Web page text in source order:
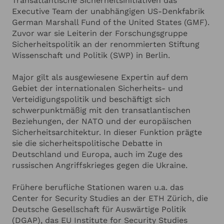
Verteidigungsministeriums (seit 2023). Claudia
Major hat an der Freien Universität Berlin und
Sciences Po Paris studiert und an der University of
Birmingham (UK) promoviert. Dr. Major wurde zum
Ritter des französischen Verdienstordens
(„Chevalier dans l‘Ordre National du Mérite“)
ernannt und erhielt das estnische Verdienstkreuz.
Die Universität Duisburg-Essen ehrte sie 2025 mit
der Mercator-Professur und im Januar 2026 wurde
ihr das Ehrenkreuz der Bundeswehr in Gold
verliehen. Claudia Major ist eine wichtige Stimme
in der öffentlichen Debatte über die geopolitische
Neuordnung der Welt und die Sicherheitsstrategie
Deutschlands. Ihre Einordnungen sind geprägt von
analytischer Klarheit, langjähriger Forschung und
einem fundierten Verständnis für die politischen
und militärischen Strukturen Europas und der
NATO. In ihren Vorträgen macht sie komplexe
sicherheitspolitische Entwicklungen verständlich
und zeigt, welche Konsequenzen internationale
Executive Team der unabhängigen US-Denkfabrik
German Marshall Fund of the United States (GMF).
Zuvor war sie Leiterin der Forschungsgruppe
Sicherheitspolitik an der renommierten Stiftung
Wissenschaft und Politik (SWP) in Berlin.
Major gilt als ausgewiesene Expertin auf dem
Gebiet der internationalen Sicherheits- und
Verteidigungspolitik und beschäftigt sich
schwerpunktmäßig mit den transatlantischen
Beziehungen, der NATO und der europäischen
Sicherheitsarchitektur. In dieser Funktion prägte
sie die sicherheitspolitische Debatte in
Deutschland und Europa, auch im Zuge des
russischen Angriffskrieges gegen die Ukraine.
Frühere berufliche Stationen waren u.a. das
Center for Security Studies an der ETH Zürich, die
Deutsche Gesellschaft für Auswärtige Politik
(DGAP), das EU Institute for Security Studies
ANGABEN ZU IHRER VERANSTALTUNG Hinzufügen
Ich habe die Datenschutzerklärungzur Kenntnis genommen.
Ich stimme zu, dass meine Angaben zur Kontaktaufnahme
und für Rückfragen dauerhaft gespeichert werden.*
Newsletter-Abonnement kann jederzeit beendet werden).
Mehr dazu finden Sie in unsererDatenschutzerklärung
Abbrechen
Anfrage absenden